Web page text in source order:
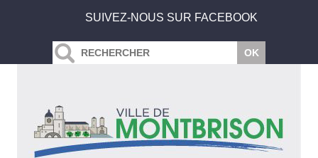
SUIVEZ-NOUS SUR FACEBOOK